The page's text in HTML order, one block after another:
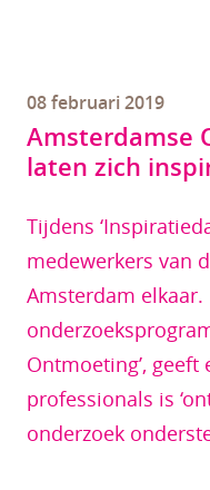
08 februari 2019
Amsterdamse
laten zich
Tijdens
medewerkers van
Amsterdam elkaar.
Ontmoeting’, geeft
professionals is
onderzoek